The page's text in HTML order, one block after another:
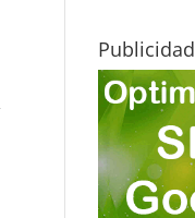
Publicidad